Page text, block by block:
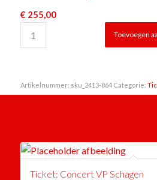
€ 255,00
Toevoegen
Artikelnummer: sku_2413-864 Categorie:
Ticket: Concert VP Schagen